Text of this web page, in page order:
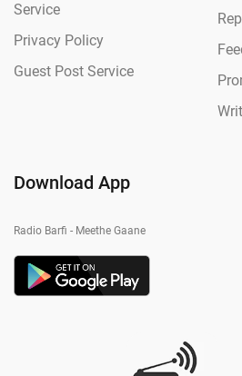
Service
Privacy Policy
Guest Post Service
Download App
Radio Barfi - Meethe Gaane